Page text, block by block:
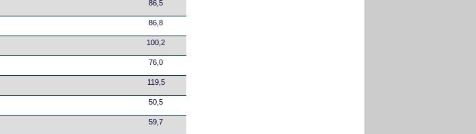
86,5
86,8
100,2
76,0
119,5
50,5
59,7